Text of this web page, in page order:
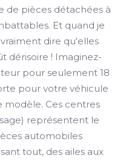
de pièces détachées à
Et quand je
dire qu'elles
dérisoire ! Imaginez-
pour seulement 18
pour votre véhicule
modèle. Ces centres
représentent le
automobiles
tout, des ailes aux